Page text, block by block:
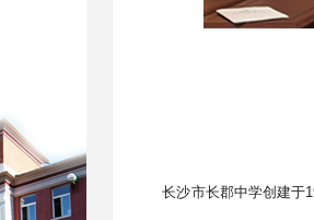
长沙市长郡中学创建于